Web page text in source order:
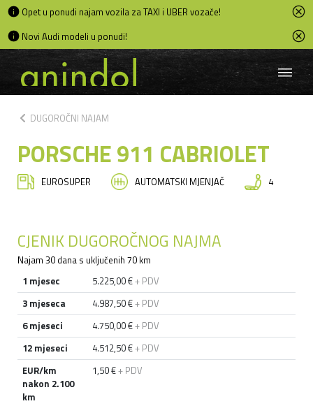
Opet u ponudi najam vozila za TAXI i UBER vozače!
Novi Audi modeli u ponudi!
chevron_left DUGOROČNI NAJAM
PORSCHE 911 CABRIOLET
EUROSUPER AUTOMATSKI MJENJAČ 4
CJENIK DUGOROČNOG NAJMA
Najam 30 dana s uključenih 70 km
1 mjesec
5.225,00 €+ PDV
3 mjeseca
4.987,50 €+ PDV
6 mjeseci
4.750,00 €+ PDV
12 mjeseci
4.512,50 €+ PDV
EUR/km
nakon 2.100
km
1,50 €+ PDV